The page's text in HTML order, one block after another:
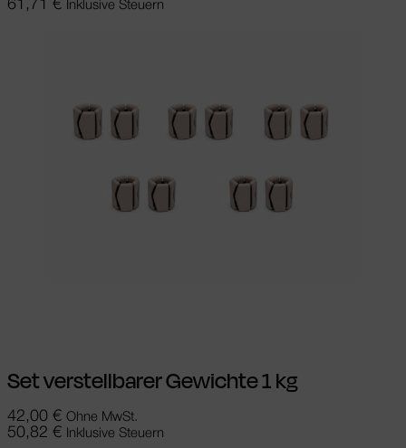
61,71 € Inklusive Steuern
Set verstellbarer Gewichte 1 kg
42,00 € Ohne MwSt.
50,82 € Inklusive Steuern